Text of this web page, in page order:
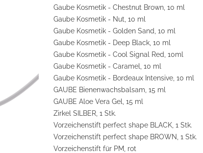
Gaube Kosmetik - Chestnut Brown, 10 ml
Gaube Kosmetik - Nut, 10 ml
Gaube Kosmetik - Golden Sand, 10 ml
Gaube Kosmetik - Deep Black, 10 ml
Gaube Kosmetik - Cool Signal Red, 10ml
Gaube Kosmetik - Caramel, 10 ml
Gaube Kosmetik - Bordeaux Intensive, 10 ml
GAUBE Bienenwachsbalsam, 15 ml
GAUBE Aloe Vera Gel, 15 ml
Zirkel SILBER, 1 Stk.
Vorzeichenstift perfect shape BLACK, 1 Stk.
Vorzeichenstift perfect shape BROWN, 1 Stk.
Vorzeichenstift für PM, rot